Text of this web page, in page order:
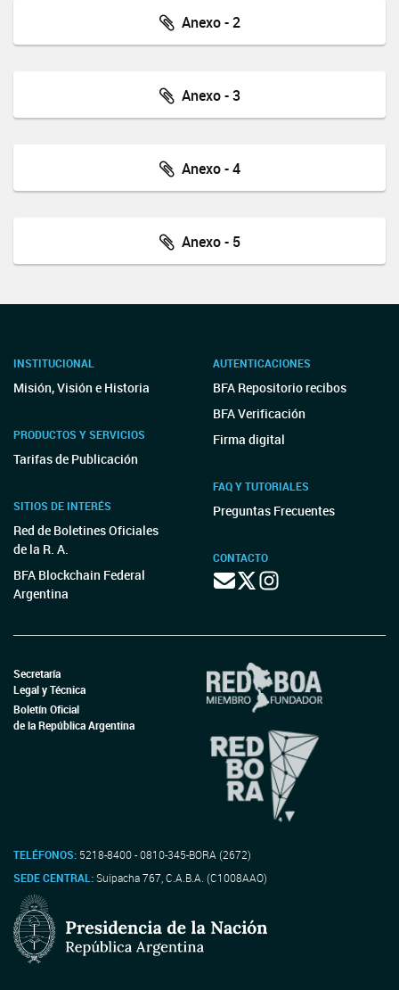
Anexo - 2
Anexo - 3
Anexo - 4
Anexo - 5
INSTITUCIONAL
Misión, Visión e Historia
PRODUCTOS Y SERVICIOS
Tarifas de Publicación
SITIOS DE INTERÉS
Red de Boletines Oficiales
de la R. A.
BFA Blockchain Federal
Argentina
AUTENTICACIONES
BFA Repositorio recibos
BFA Verificación
Firma digital
FAQ Y TUTORIALES
Preguntas Frecuentes
CONTACTO
Secretaría
Legal y Técnica
Boletín Oficial
de la República Argentina
TELÉFONOS: 5218-8400 - 0810-345-BORA (2672)
SEDE CENTRAL:Suipacha 767, C.A.B.A. (C1008AAO)